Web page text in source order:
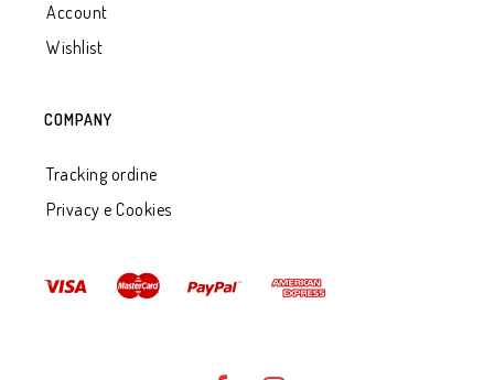
Account
Wishlist
COMPANY
Tracking ordine
Privacy e Cookies